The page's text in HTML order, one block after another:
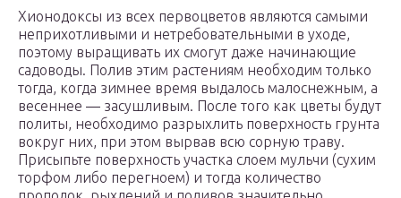
Хионодоксы из всех первоцветов являются самыми
неприхотливыми и нетребовательными в уходе,
поэтому выращивать их смогут даже начинающие
садоводы. Полив этим растениям необходим только
тогда, когда зимнее время выдалось малоснежным, а
весеннее ― засушливым. После того как цветы будут
политы, необходимо разрыхлить поверхность грунта
вокруг них, при этом вырвав всю сорную траву.
Присыпьте поверхность участка слоем мульчи (сухим
торфом либо перегноем) и тогда количество